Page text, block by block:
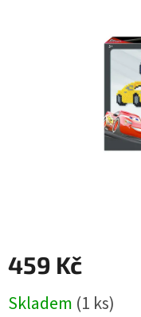
459 Kč
cena:
Skladem (1 ks)